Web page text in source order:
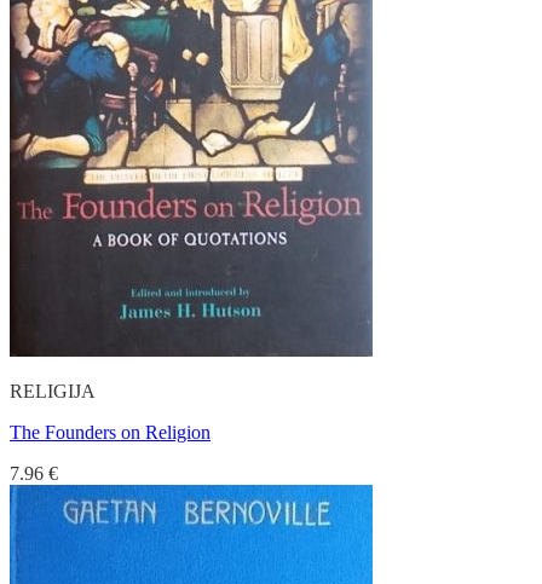
RELIGIJA
The Founders on Religion
7.96 €